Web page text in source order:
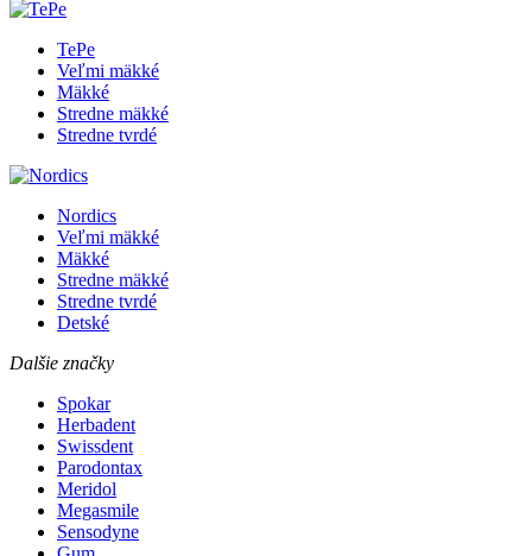
TePe
Veľmi mäkké
Mäkké
Stredne mäkké
Stredne tvrdé
Nordics
Veľmi mäkké
Mäkké
Stredne mäkké
Stredne tvrdé
Detské
Dalšie značky
Spokar
Herbadent
Swissdent
Parodontax
Meridol
Megasmile
Sensodyne